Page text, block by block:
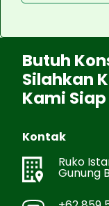
Butuh
Silahkan
Kami
Kontak
Ruko
Gunung